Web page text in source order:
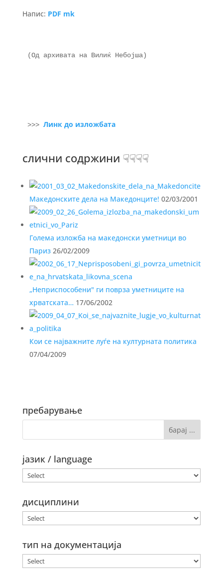
Напис: PDF mk
(Од архивата на Вилиќ Небојша)
>>> Линк до изложбата
слични содржини ☟☟☟☟
Македонските дела на Македонците! 02/03/2001
Голема изложба на македонски уметници во
Париз26/02/2009
„Неприспособени" ги поврза уметниците на
хрватската… 17/06/2002
Кои се најважните луѓе на културната политика
07/04/2009
пребарување
јазик / language
дисциплини
тип на документација